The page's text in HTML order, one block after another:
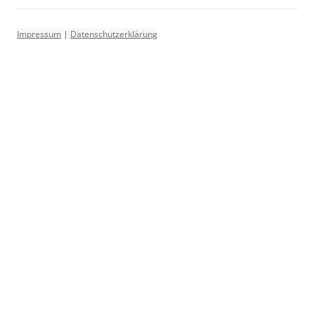
Impressum | Datenschutzerklärung